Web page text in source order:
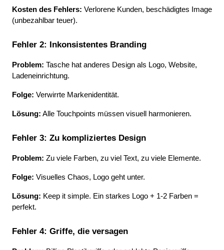
Kosten des Fehlers: Verlorene Kunden, beschädigtes Image
(unbezahlbar teuer).
Fehler 2: Inkonsistentes Branding
Problem: Tasche hat anderes Design als Logo, Website,
Ladeneinrichtung.
Folge: Verwirrte Markenidentität.
Lösung: Alle Touchpoints müssen visuell harmonieren.
Fehler 3: Zu kompliziertes Design
Problem: Zu viele Farben, zu viel Text, zu viele Elemente.
Folge: Visuelles Chaos, Logo geht unter.
Lösung: Keep it simple. Ein starkes Logo + 1-2 Farben =
perfekt.
Fehler 4: Griffe, die versagen